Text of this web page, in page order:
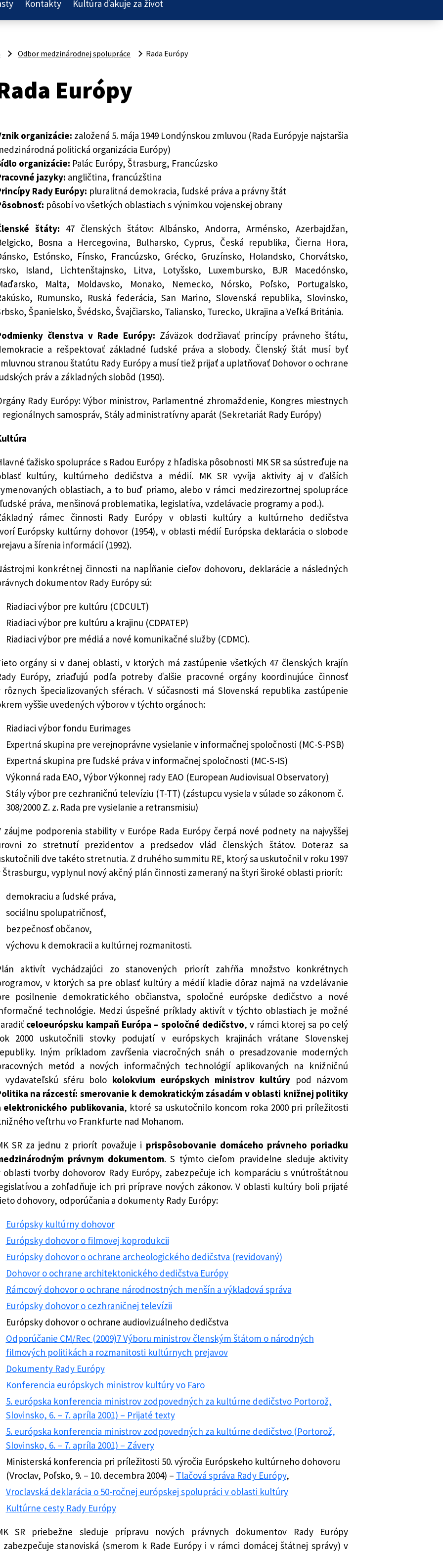
Kontakty Kultúra ďakuje za život
Odbor medzinárodnej spolupráce Rada Európy
Európy
organizácie: založená 5. mája 1949 Londýnskou zmluvou (Rada Európyje najstaršia
politická organizácia Európy)
organizácie: Palác Európy, Štrasburg, Francúzsko
jazyky: angličtina, francúzština
Rady Európy: pluralitná demokracia, ľudské práva a právny štát
pôsobí vo všetkých oblastiach s výnimkou vojenskej obrany
štáty: 47 členských štátov: Albánsko, Andorra, Arménsko, Azerbajdžan,
Bosna a Hercegovina, Bulharsko, Cyprus, Česká republika, Čierna Hora,
Estónsko, Fínsko, Francúzsko, Grécko, Gruzínsko, Holandsko, Chorvátsko,
Island, Lichtenštajnsko, Litva, Lotyšsko, Luxembursko, BJR Macedónsko,
Malta, Moldavsko, Monako, Nemecko, Nórsko, Poľsko, Portugalsko,
Rumunsko, Ruská federácia, San Marino, Slovenská republika, Slovinsko,
Španielsko, Švédsko, Švajčiarsko, Taliansko, Turecko, Ukrajina a Veľká Británia.
členstva v Rade Európy: Záväzok dodržiavať princípy právneho štátu,
a rešpektovať základné ľudské práva a slobody. Členský štát musí byť
stranou štatútu Rady Európy a musí tiež prijať a uplatňovať Dohovor o ochrane
práv a základných slobôd (1950).
Rady Európy: Výbor ministrov, Parlamentné zhromaždenie, Kongres miestnych
regionálnych samospráv, Stály administratívny aparát (Sekretariát Rady Európy)
ťažisko spolupráce s Radou Európy z hľadiska pôsobnosti MK SR sa sústreďuje na
kultúry, kultúrneho dedičstva a médií. MK SR vyvíja aktivity aj v ďalších
oblastiach, a to buď priamo, alebo v rámci medzirezortnej spolupráce
práva, menšinová problematika, legislatíva, vzdelávacie programy a pod.).
rámec činnosti Rady Európy v oblasti kultúry a kultúrneho dedičstva
Európsky kultúrny dohovor (1954), v oblasti médií Európska deklarácia o slobode
a šírenia informácií (1992).
konkrétnej činnosti na napĺňanie cieľov dohovoru, deklarácie a následných
dokumentov Rady Európy sú:
Riadiaci výbor pre kultúru (CDCULT)
Riadiaci výbor pre kultúru a krajinu (CDPATEP)
Riadiaci výbor pre médiá a nové komunikačné služby (CDMC).
orgány si v danej oblasti, v ktorých má zastúpenie všetkých 47 členských krajín
Európy, zriaďujú podľa potreby ďalšie pracovné orgány koordinujúce činnosť
rôznych špecializovaných sférach. V súčasnosti má Slovenská republika zastúpenie
vyššie uvedených výborov v týchto orgánoch:
Riadiaci výbor fondu Eurimages
Expertná skupina pre verejnoprávne vysielanie v informačnej spoločnosti (MC-S-PSB)
Expertná skupina pre ľudské práva v informačnej spoločnosti (MC-S-IS)
Výkonná rada EAO, Výbor Výkonnej rady EAO (European Audiovisual Observatory)
Stály výbor pre cezhraničnú televíziu (T-TT) (zástupcu vysiela v súlade so zákonom č.
308/2000 Z. z. Rada pre vysielanie a retransmisiu)
záujme podporenia stability v Európe Rada Európy čerpá nové podnety na najvyššej
zo stretnutí prezidentov a predsedov vlád členských štátov. Doteraz sa
dve takéto stretnutia. Z druhého summitu RE, ktorý sa uskutočnil v roku 1997
Štrasburgu, vyplynul nový akčný plán činnosti zameraný na štyri široké oblasti priorít:
demokraciu a ľudské práva,
sociálnu spolupatričnosť,
bezpečnosť občanov,
výchovu k demokracii a kultúrnej rozmanitosti.
aktivít vychádzajúci zo stanovených priorít zahŕňa množstvo konkrétnych
v ktorých sa pre oblasť kultúry a médií kladie dôraz najmä na vzdelávanie
posilnenie demokratického občianstva, spoločné európske dedičstvo a nové
technológie. Medzi úspešné príklady aktivít v týchto oblastiach je možné
celoeurópsku kampaň Európa – spoločné dedičstvo, v rámci ktorej sa po celý
2000 uskutočnili stovky podujatí v európskych krajinách vrátane Slovenskej
Iným príkladom zavŕšenia viacročných snáh o presadzovanie moderných
metód a nových informačných technológií aplikovaných na knižničnú
vydavateľskú sféru bolo kolokvium európskych ministrov kultúry pod názvom
na rázcestí: smerovanie k demokratickým zásadám v oblasti knižnej politiky
elektronického publikovania, ktoré sa uskutočnilo koncom roka 2000 pri príležitosti
veľtrhu vo Frankfurte nad Mohanom.
SR za jednu z priorít považuje i prispôsobovanie domáceho právneho poriadku
právnym dokumentom. S týmto cieľom pravidelne sleduje aktivity
oblasti tvorby dohovorov Rady Európy, zabezpečuje ich komparáciu s vnútroštátnou
a zohľadňuje ich pri príprave nových zákonov. V oblasti kultúry boli prijaté
dohovory, odporúčania a dokumenty Rady Európy:
Európsky kultúrny dohovor
Európsky dohovor o filmovej koprodukcii
Európsky dohovor o ochrane archeologického dedičstva (revidovaný)
Dohovor o ochrane architektonického dedičstva Európy
Rámcový dohovor o ochrane národnostných menšín a výkladová správa
Európsky dohovor o cezhraničnej televízii
Európsky dohovor o ochrane audiovizuálneho dedičstva
Odporúčanie CM/Rec (2009)7 Výboru ministrov členským štátom o národných
filmových politikách a rozmanitosti kultúrnych prejavov
Dokumenty Rady Európy
Konferencia európskych ministrov kultúry vo Faro
5. európska konferencia ministrov zodpovedných za kultúrne dedičstvo Portorož,
Slovinsko, 6. – 7. apríla 2001) – Prijaté texty
5. európska konferencia ministrov zodpovedných za kultúrne dedičstvo (Portorož,
Slovinsko, 6. – 7. apríla 2001) – Závery
Ministerská konferencia pri príležitosti 50. výročia Európskeho kultúrneho dohovoru
(Vroclav, Poľsko, 9. – 10. decembra 2004) – Tlačová správa Rady Európy,
Vroclavská deklarácia o 50-ročnej európskej spolupráci v oblasti kultúry
Kultúrne cesty Rady Európy
SR priebežne sleduje prípravu nových právnych dokumentov Rady Európy
zabezpečuje stanoviská (smerom k Rade Európy i v rámci domácej štátnej správy) v